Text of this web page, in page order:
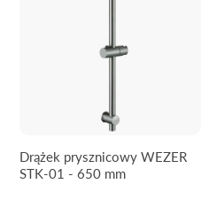
Drążek prysznicowy WEZER
STK-01 - 650 mm